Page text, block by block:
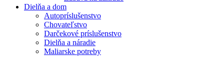
Dielňa a dom
Autopríslušenstvo
Chovateľstvo
Darčekové príslušenstvo
Dielňa a náradie
Maliarske potreby